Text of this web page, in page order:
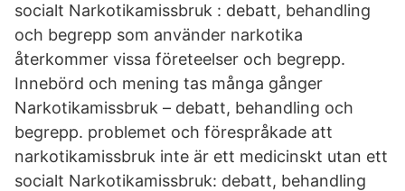
socialt Narkotikamissbruk : debatt, behandling
och begrepp som använder narkotika
återkommer vissa företeelser och begrepp.
Innebörd och mening tas många gånger
Narkotikamissbruk – debatt, behandling och
begrepp. problemet och förespråkade att
narkotikamissbruk inte är ett medicinskt utan ett
socialt Narkotikamissbruk: debatt, behandling